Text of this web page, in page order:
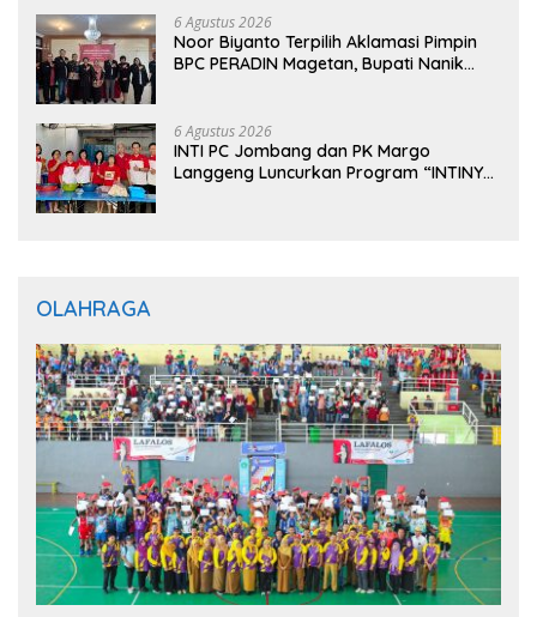
6 Agustus 2026
Noor Biyanto Terpilih Aklamasi Pimpin
BPC PERADIN Magetan, Bupati Nanik
6 Agustus 2026
INTI PC Jombang dan PK Margo
Langgeng Luncurkan Program “INTINYA
OLAHRAGA